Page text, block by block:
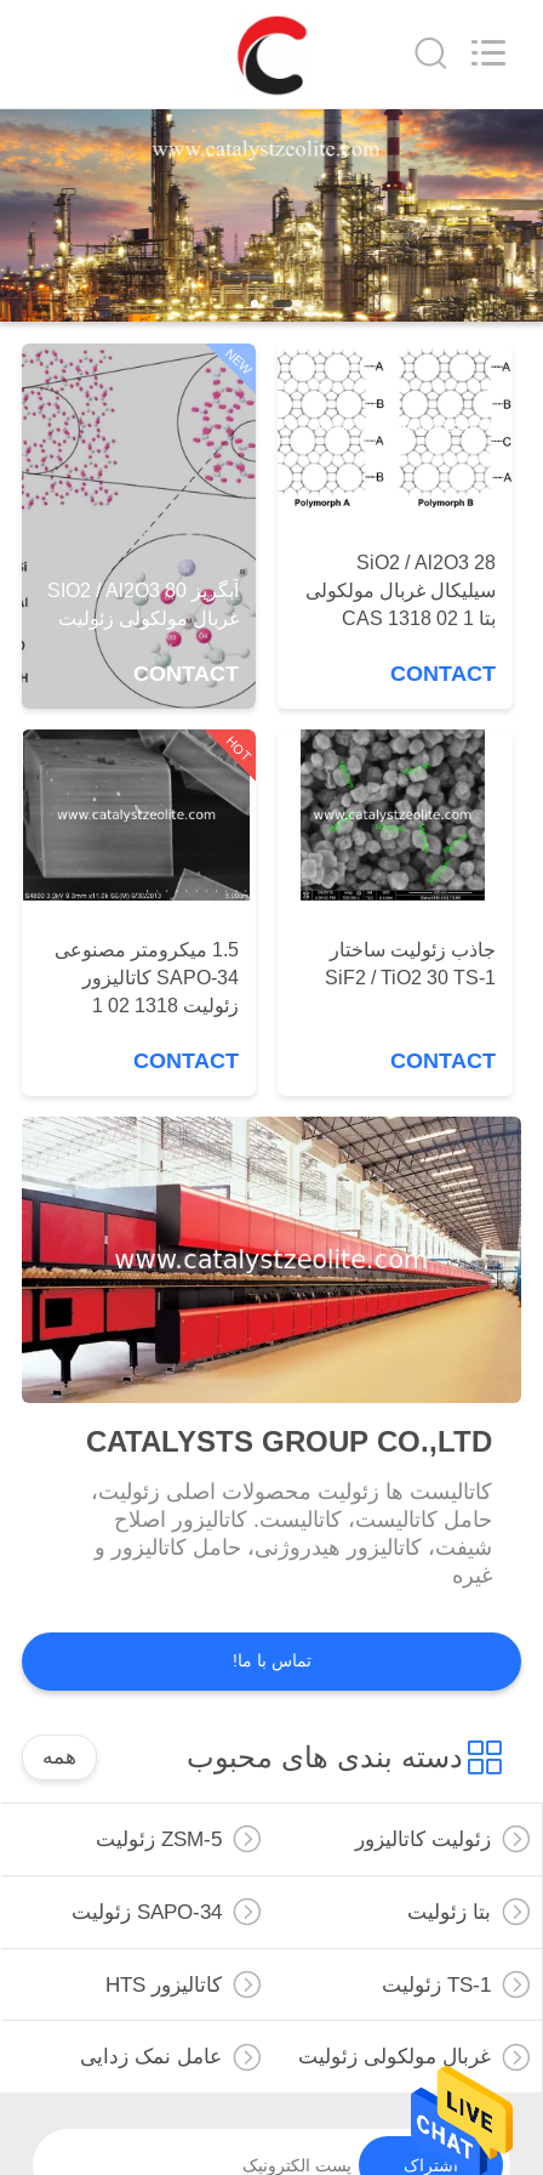
صفحه
اصلی
محصولات
درباره
تور
کارخانه
کنترل
کیفیت
تماس
بگیرید
اخبار
موارد
سایت
PRIVACY
POLICY
CO.,LTD.
NEW
آبگریز SIO2 / Al2O3 80
غربال مولکولی زئولیت
CONTACT
SiO2 / Al2O3 28
سیلیکال غربال مولکولی
بتا CAS 1318 02 1
CONTACT
HOT
1.5 میکرومتر مصنوعی
SAPO-34 کاتالیزور
زئولیت 1318 02 1
CONTACT
جاذب زئولیت ساختار
SiF2 / TiO2 30 TS-1
CONTACT
CATALYSTS GROUP CO.,LTD
کاتالیست ها زئولیت محصولات اصلی زئولیت،
حامل کاتالیست، کاتالیست. کاتالیزور اصلاح
شیفت، کاتالیزور هیدروژنی، حامل کاتالیزور و
غیره
تماس با ما!
دسته بندی های محبوب همه
زئولیت کاتالیزور ZSM-5 زئولیت
بتا زئولیت SAPO-34 زئولیت
TS-1 زئولیت کاتالیزور HTS
غربال مولکولی زئولیت عامل نمک زدایی
اشتراک